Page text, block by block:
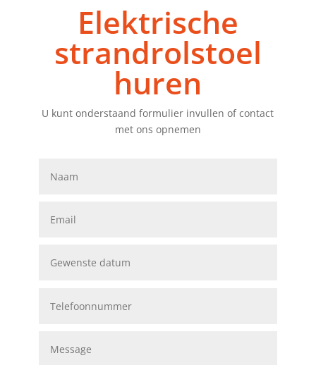
Elektrische
strandrolstoel
huren
U kunt onderstaand formulier invullen of contact
met ons opnemen